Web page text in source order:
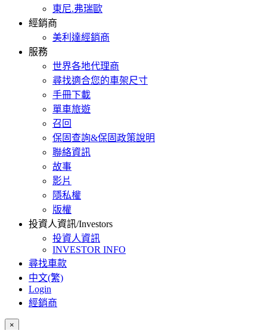
東尼.弗瑞歐
經銷商
美利達經銷商
服務
世界各地代理商
尋找適合您的車架尺寸
手冊下載
單車旅遊
召回
保固查詢&保固政策說明
聯絡資訊
故事
影片
隱私權
版權
投資人資訊/Investors
投資人資訊
INVESTOR INFO
尋找車款
中文(繁)
Login
經銷商
×